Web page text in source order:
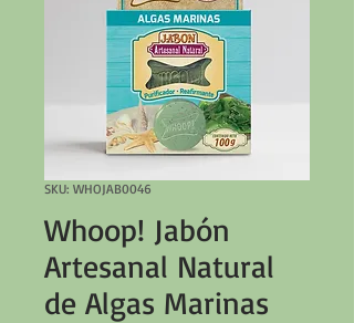
SKU: WHOJAB0046
Whoop! Jabón
Artesanal Natural
de Algas Marinas